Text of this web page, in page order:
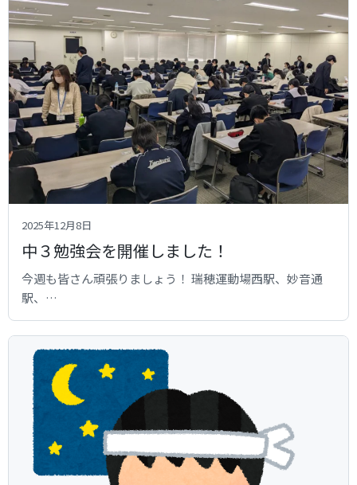
2025年12月8日
中３勉強会を開催しました！
今週も皆さん頑張りましょう！ 瑞穂運動場西駅、妙音通
駅、…